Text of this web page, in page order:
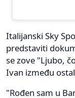
Italijanski Sky
predstaviti
se zove "Ljubo,
Ivan između
"Rođen sam u